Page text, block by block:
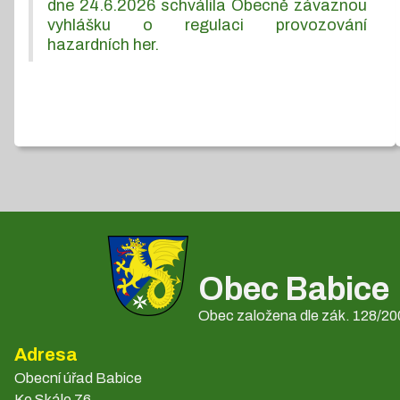
dne 24.6.2026 schválila Obecně závaznou
vyhlášku o regulaci provozování
hazardních her.
Obec Babice
Obec založena dle zák. 128/
Adresa
Obecní úřad Babice